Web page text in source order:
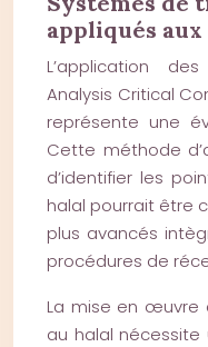
appliqués
L’application
Analysis Critical
représente une
Cette méthode
d’identifier les
halal pourrait être
plus avancés
procédures de
La mise en œuvre
au halal